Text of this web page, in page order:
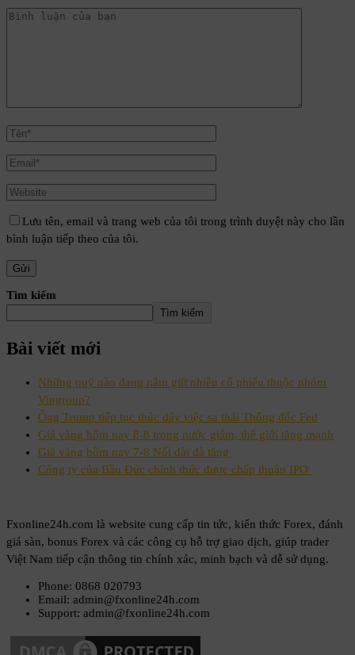
Lưu tên, email và trang web của tôi trong trình duyệt này cho lần
bình luận tiếp theo của tôi.
Tìm kiếm
Tìm kiếm
Bài viết mới
Những quỹ nào đang nắm giữ nhiều cổ phiếu thuộc nhóm
Vingroup?
Ông Trump tiếp tục thúc đẩy việc sa thải Thống đốc Fed
Giá vàng hôm nay 8-8 trong nước giảm, thế giới tăng mạnh
Giá vàng hôm nay 7-8 Nối dài đà tăng
Công ty của Bầu Đức chính thức được chấp thuận IPO
Fxonline24h.com là website cung cấp tin tức, kiến thức Forex, đánh
giá sàn, bonus Forex và các công cụ hỗ trợ giao dịch, giúp trader
Việt Nam tiếp cận thông tin chính xác, minh bạch và dễ sử dụng.
Phone: 0868 020793
Email: admin@fxonline24h.com
Support: admin@fxonline24h.com